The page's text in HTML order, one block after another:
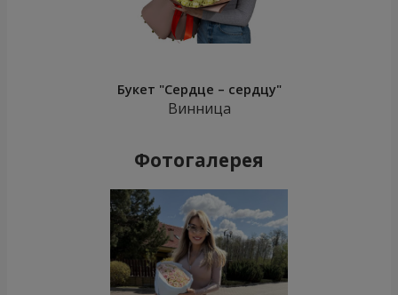
Букет "Сердце – сердцу"
Винница
Фотогалерея